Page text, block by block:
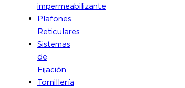
impermeabilizante
Plafones
Reticulares
Sistemas
de
Fijación
Tornillería